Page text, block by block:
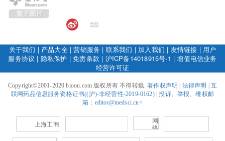
关于我们 | 产品大全|营销服务 | 联系我们 | 加入我们 | 友情链接 | 用户
服务协议 | 隐私保护 |免责条款 | 沪ICP备14018915号-1 |增值电信业务
经营许可证
Copyright©2001-2020 bioon.com 版权所有 不得转载.著作权声明 法律声明
互
联网药品信息服务资格证书((沪)-非经营性-2019-0162)|投诉、举报、维权邮
箱：editor@medsci.cn<
上海工商
网
络